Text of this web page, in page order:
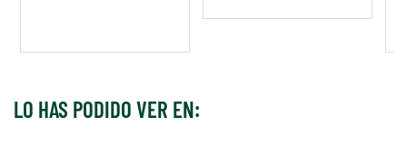
LO HAS PODIDO VER EN: